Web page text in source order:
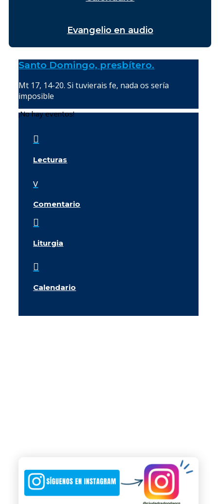
Evangelio en audio
Santo Domingo, presbítero.
Mt 17, 14-20. Si tuvierais fe, nada os sería
imposible
¡No hay eventos!

Lecturas
v
Comentario

Liturgia

Calendario